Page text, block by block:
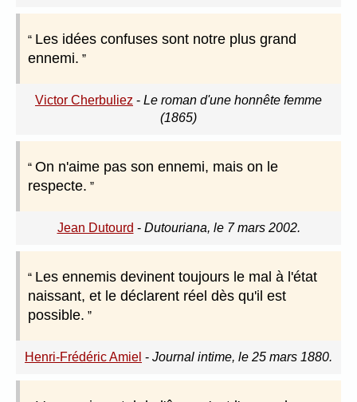
Les idées confuses sont notre plus grand
ennemi.
Victor Cherbuliez - Le roman d'une honnête femme
(1865)
On n'aime pas son ennemi, mais on le
respecte.
Jean Dutourd - Dutouriana, le 7 mars 2002.
Les ennemis devinent toujours le mal à l'état
naissant, et le déclarent réel dès qu'il est
possible.
Henri-Frédéric Amiel - Journal intime, le 25 mars 1880.